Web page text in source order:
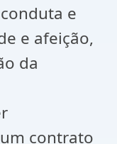
e
e afeição,
da
contrato